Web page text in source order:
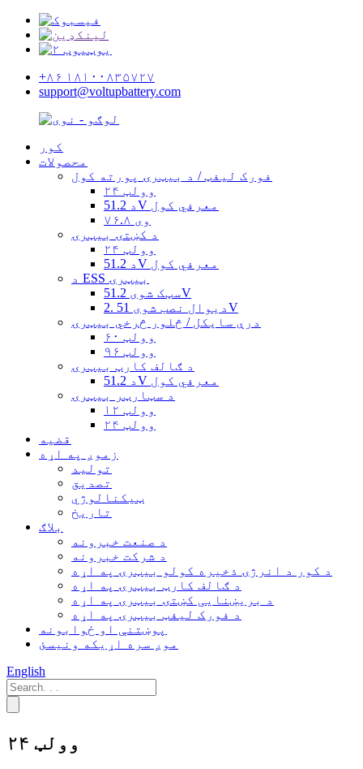
+۸۶ ۱۸۱۰۰۸۳۵۷۲۷
support@voltupbattery.com
کور
محصولات
فورک لیفټ / د بیټرۍ پورته کول
۲۴ وولټ
د 51.2V معرفي کول
۷۶.۸ وی
د کښتۍ بیټرۍ
۲۴ وولټ
د 51.2V معرفي کول
د ESS بیټرۍ
سټک شوی 51.2V
دیوال نصب شوی 51 .2V
درې سایکل / څلور څرخي بیټرۍ
۶۰ وولټ
۹۶ وولټ
د ګالف کارټ بیټرۍ
د 51.2V معرفي کول
د سټارټر بیټرۍ
۱۲ وولټ
۲۴ وولټ
قضیه
زموږ په اړه
تولید
تصدیق
ټیکنالوژي
تاریخ
بلاګ
د صنعت خبرونه
د شرکت خبرونه
د کور د انرژۍ ذخیره کولو بیټرۍ په اړه
د ګالف کارټ بیټرۍ په اړه
د بریښنایی کښتۍ بیټرۍ په اړه
د فورک لیفټ بیټرۍ په اړه
پوښتنې او ځوابونه
موږ سره اړیکه ونیسئ
English
۲۴ وولټ